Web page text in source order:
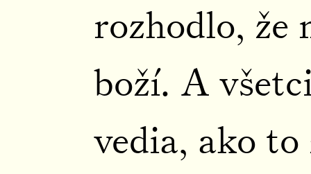
rozhodlo, že
boží. A
vedia, ako to